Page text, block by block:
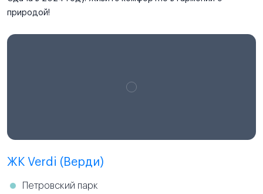
природой!
ЖК Verdi (Верди)
Петровский парк